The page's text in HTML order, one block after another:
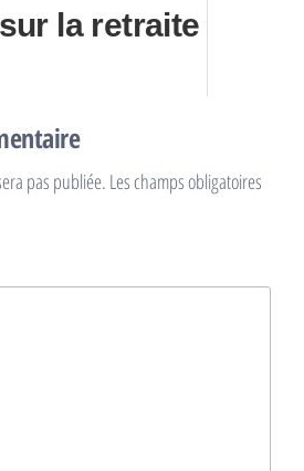
la retraite
pas publiée. Les champs obligatoires